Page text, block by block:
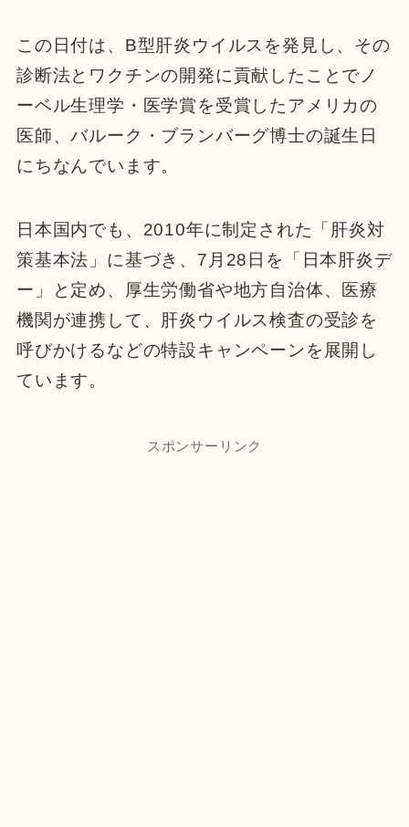
この日付は、B型肝炎ウイルスを発見し、その
診断法とワクチンの開発に貢献したことでノ
ーベル生理学・医学賞を受賞したアメリカの
医師、バルーク・ブランバーグ博士の誕生日
にちなんでいます。
日本国内でも、2010年に制定された「肝炎対
策基本法」に基づき、7月28日を「日本肝炎デ
ー」と定め、厚生労働省や地方自治体、医療
機関が連携して、肝炎ウイルス検査の受診を
呼びかけるなどの特設キャンペーンを展開し
ています。
スポンサーリンク